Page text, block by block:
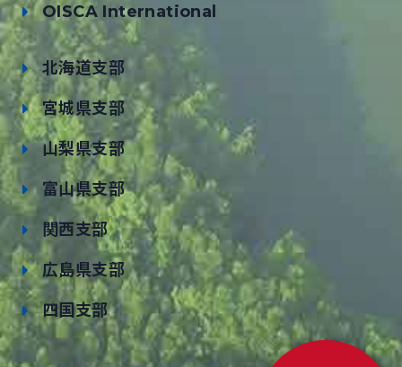
OISCA International
北海道支部
宮城県支部
山梨県支部
富山県支部
関西支部
広島県支部
四国支部